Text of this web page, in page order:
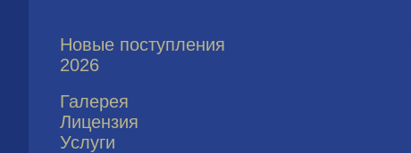
Новые поступления
2026
Галерея
Лицензия
Услуги